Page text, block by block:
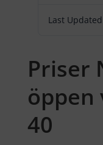
Last Updated
Priser
öppen
40